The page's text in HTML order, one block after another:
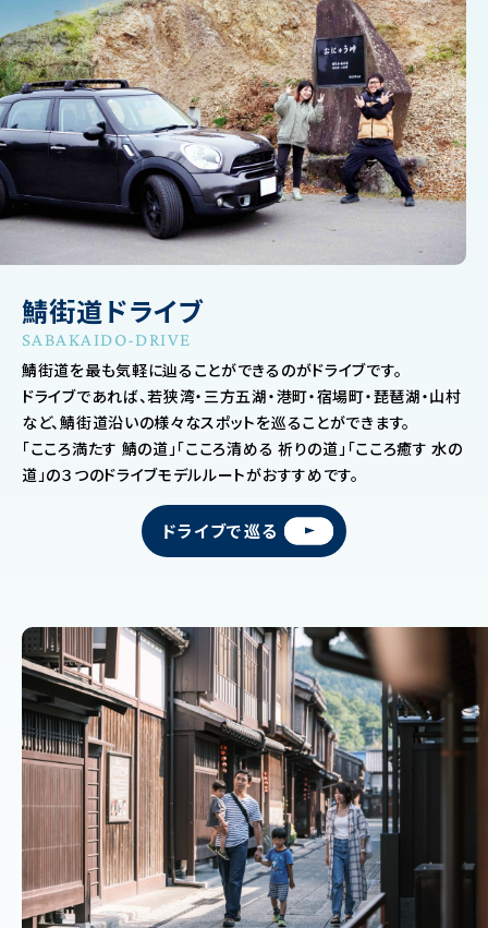
鯖街道ドライブ
SABAKAIDO-DRIVE
鯖街道を最も気軽に辿ることができるのがドライブです。
ドライブであれば、若狭湾・三方五湖・港町・宿場町・琵琶湖・山村
など、鯖街道沿いの様々なスポットを巡ることができます。
「こころ満たす 鯖の道」「こころ清める 祈りの道」「こころ癒す 水の
道」の３つのドライブモデルルートがおすすめです。
ドライブで巡る